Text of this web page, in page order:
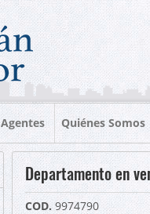
Agentes Quiénes Somos
Departamento en
COD.9974790